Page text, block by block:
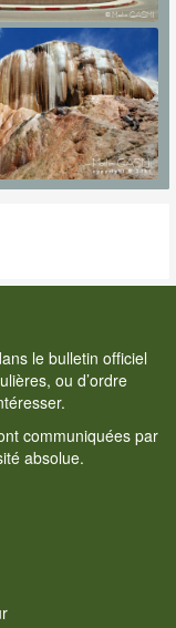
le bulletin officiel
ou d’ordre
communiquées par
absolue.